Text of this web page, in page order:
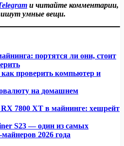
и читайте комментарии,
умные вещи.
портятся ли они, стоит
проверить компьютер и
на домашнем
7800 XT в майнинге: хешрейт
S23 — один из самых
2026 года